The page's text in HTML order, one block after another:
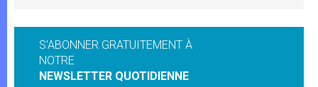
S'ABONNER GRATUITEMENT À
NOTRE
NEWSLETTER QUOTIDIENNE